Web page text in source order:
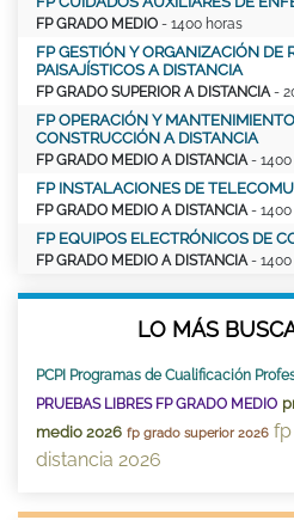
FP GRADO MEDIO - 1400 horas
FP GESTIÓN Y ORGANIZACIÓN DE
PAISAJÍSTICOS A DISTANCIA
FP GRADO SUPERIOR A DISTANCIA-
FP OPERACIÓN Y
CONSTRUCCIÓN A DISTANCIA
FP GRADO MEDIO A DISTANCIA- 1400
FP INSTALACIONES DE
FP GRADO MEDIO A DISTANCIA- 1400
FP EQUIPOS ELECTRÓNICOS DE
FP GRADO MEDIO A DISTANCIA- 1400
LO MÁS
PCPI Programas de Cualificación
PRUEBAS LIBRES FP GRADO MEDIO
medio 2026 fp grado superior 2026
distancia 2026